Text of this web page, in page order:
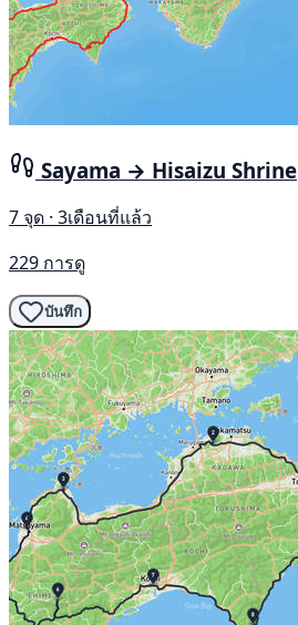
Sayama → Hisaizu Shrine
7 จุด · 3เดือนที่แล้ว
229 การดู
บันทึก